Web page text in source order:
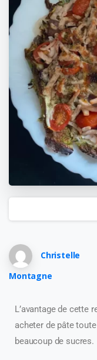
Christelle
Montagne
L’avantage de cette
acheter de pâte
beaucoup de sucres.